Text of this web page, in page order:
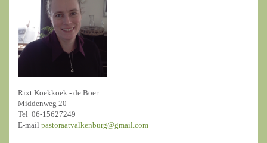
Rixt Koekkoek - de Boer
Middenweg 20
Tel 06-15627249
E-mail pastoraatvalkenburg@gmail.com